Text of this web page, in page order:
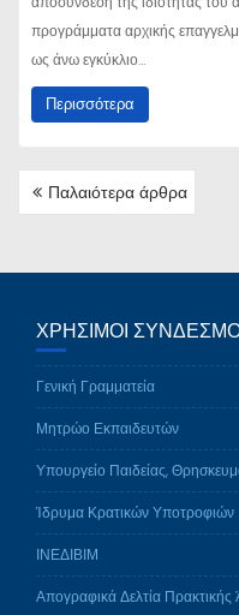
προγράμματα αρχικής
ως άνω εγκύκλιο…
Περισσότερα
ΠΛΟΉΓΗΣΗ
ΆΡΘΡΩΝ
Παλαιότερα άρθρα
ΧΡΉΣΙΜΟΙ
Γενική Γραμματεία
Μητρώο Εκπαιδευτών
Υπουργείο Παιδείας,
Ίδρυμα Κρατικών Υποτροφιών
ΙΝΕΔΙΒΙΜ
Απογραφικά Δελτία Πρακτικής